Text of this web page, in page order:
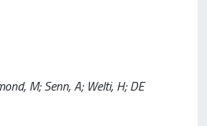
M; Senn, A; Welti, H; DE